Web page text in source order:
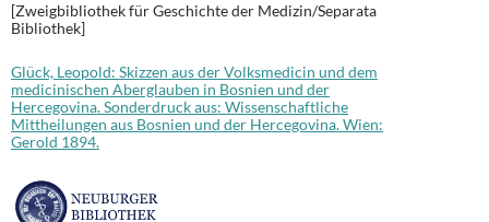
[Zweigbibliothek für Geschichte der Medizin/Separata
Bibliothek]
Glück, Leopold: Skizzen aus der Volksmedicin und dem
medicinischen Aberglauben in Bosnien und der
Hercegovina. Sonderdruck aus: Wissenschaftliche
Mittheilungen aus Bosnien und der Hercegovina. Wien:
Gerold 1894.